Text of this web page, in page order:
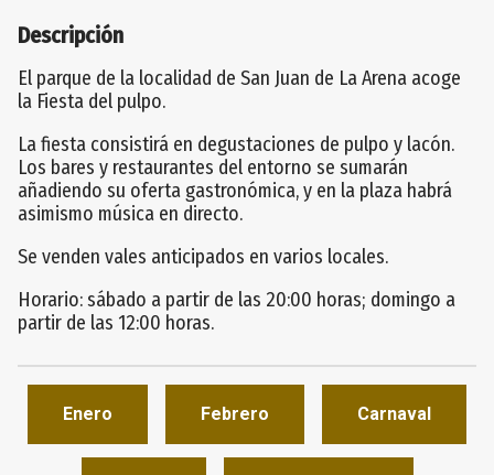
Descripción
El parque de la localidad de San Juan de La Arena acoge
la Fiesta del pulpo.
La fiesta consistirá en degustaciones de pulpo y lacón.
Los bares y restaurantes del entorno se sumarán
añadiendo su oferta gastronómica, y en la plaza habrá
asimismo música en directo.
Se venden vales anticipados en varios locales.
Horario: sábado a partir de las 20:00 horas; domingo a
partir de las 12:00 horas.
Enero Febrero Carnaval